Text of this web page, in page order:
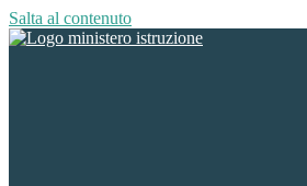
Salta al contenuto